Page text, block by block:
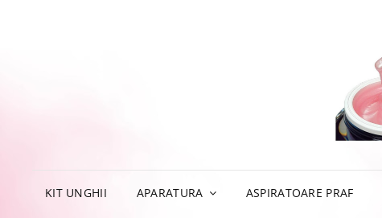
KIT UNGHII APARATURA ASPIRATOARE PRAF